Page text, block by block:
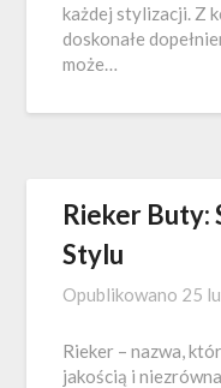
każdej stylizacji. Z
doskonałe
może…
Rieker Buty:
Stylu
Opublikowano 25
Rieker – nazwa,
jakością i